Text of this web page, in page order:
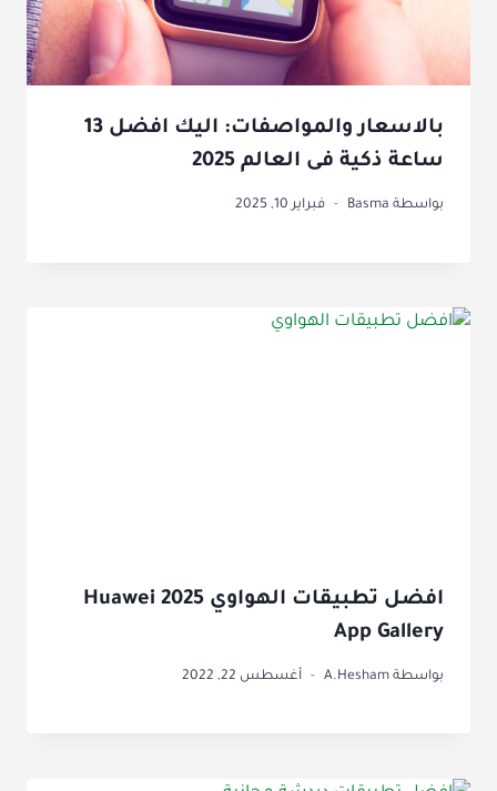
بالاسعار والمواصفات: اليك افضل 13
ساعة ذكية فى العالم 2025
بواسطة Basma فبراير 10, 2025
افضل تطبيقات الهواوي 2025 Huawei
App Gallery
بواسطة A.Hesham أغسطس 22, 2022